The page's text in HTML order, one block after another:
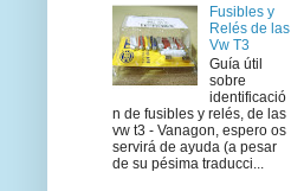
Fusibles y
Relés de las
Vw T3
Guía útil
sobre
identificació
n de fusibles y relés, de las
vw t3 - Vanagon, espero os
servirá de ayuda (a pesar
de su pésima traducci...